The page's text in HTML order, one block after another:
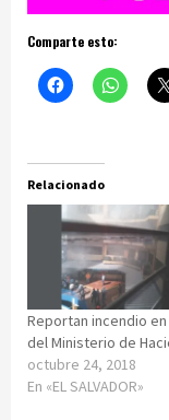
Comparte esto:
Relacionado
Reportan incendio
del Ministerio de
octubre 24, 2018
En «EL SALVADOR»